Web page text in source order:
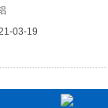
03-19